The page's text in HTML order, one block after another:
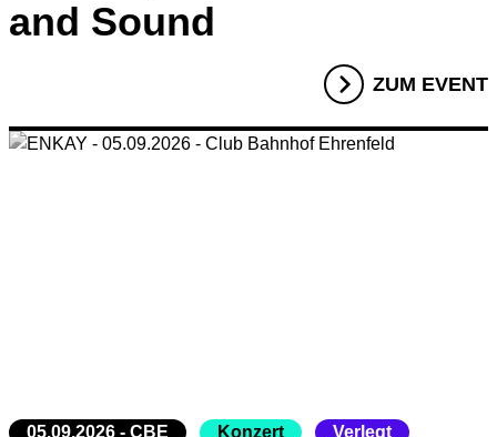
and Sound
ZUM EVENT
05.09.2026 - CBE Konzert Verlegt